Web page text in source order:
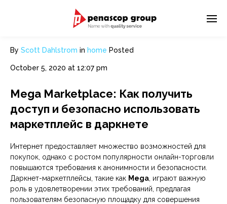
By Scott Dahlstrom in home Posted
October 5, 2020 at 12:07 pm
Mega Marketplace: Как получить
доступ и безопасно использовать
маркетплейс в даркнете
Интернет предоставляет множество возможностей для
покупок, однако с ростом популярности онлайн-торговли
повышаются требования к анонимности и безопасности.
Даркнет-маркетплейсы, такие как Mega , играют важную
роль в удовлетворении этих требований, предлагая
пользователям безопасную площадку для совершения